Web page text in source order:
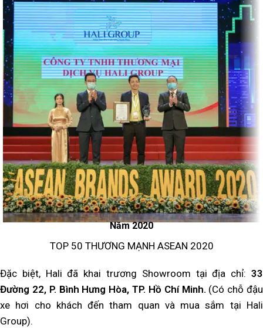
Năm 2020
TOP 50 THƯƠNG MẠNH ASEAN 2020
Đặc biệt, Hali đã khai trương Showroom tại địa chỉ: 33
Đường 22, P. Bình Hưng Hòa, TP. Hồ Chí Minh. (Có chỗ đậu
xe hơi cho khách đến tham quan và mua sắm tại Hali
Group).